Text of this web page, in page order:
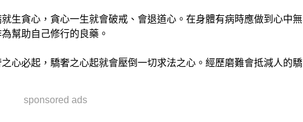
生貪心，貪心一生就會破戒、會退道心。在身體有病時應做到心中無
幫助自己修行的良藥。
心必起，驕奢之心起就會壓倒一切求法之心。經歷磨難會抵減人的驕
sponsored ads